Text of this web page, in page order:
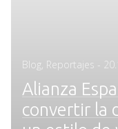
Blog Reportajes -
Alianza
convertir la